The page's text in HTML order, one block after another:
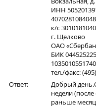
ИНН
к/с
г. Щелково
ОАО
БИК
тел./факс:
Ответ:
Добрый
недели (после
раньше